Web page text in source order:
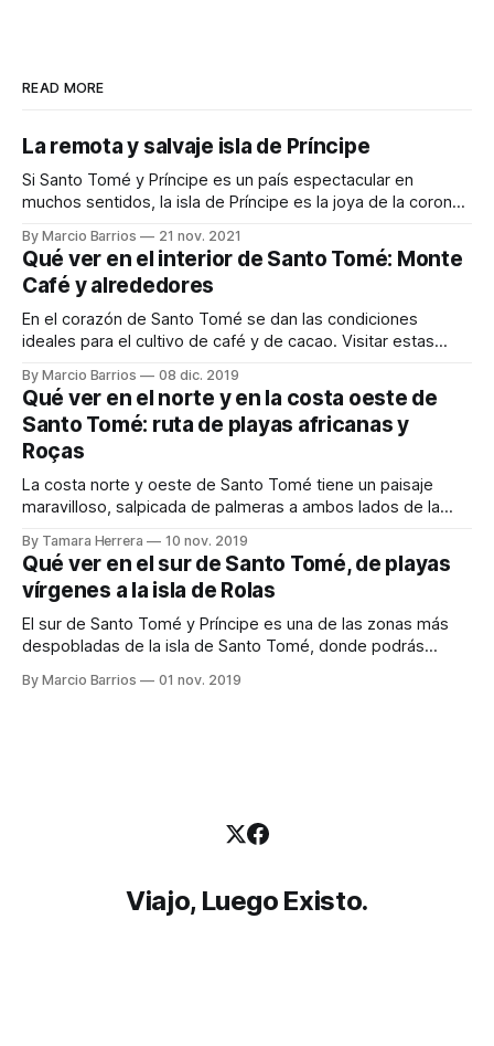
READ MORE
La remota y salvaje isla de Príncipe
Si Santo Tomé y Príncipe es un país espectacular en
muchos sentidos, la isla de Príncipe es la joya de la corona
8.000 personas en una extensión de 136 km², la mitad sur
de la isla está prácticamente
By Marcio Barrios 21 nov. 2021
Qué ver en el interior de Santo Tomé: Monte
Café y alrededores
En el corazón de Santo Tomé se dan las condiciones
ideales para el cultivo de café y de cacao. Visitar estas
Parque Nacional de Obo son algunas de las actividades que
puedes realizar en el centro de la isla. Si necesitas
By Marcio Barrios 08 dic. 2019
Qué ver en el norte y en la costa oeste de
Santo Tomé: ruta de playas africanas y
Roças
La costa norte y oeste de Santo Tomé tiene un paisaje
maravilloso, salpicada de palmeras a ambos lados de la
encontrar nada más y nada menos que baobabs, ¡Qué
imponentes son! También en esta zona visitamos 2 roças
(antiguas plantaciones que formaban
By Tamara Herrera 10 nov. 2019
Qué ver en el sur de Santo Tomé, de playas
vírgenes a la isla de Rolas
El sur de Santo Tomé y Príncipe es una de las zonas más
despobladas de la isla de Santo Tomé, donde podrás
supuesto la famosa isla de Rolas. Es una zona muy tranquila
By Marcio Barrios 01 nov. 2019
Viajo, Luego Existo.